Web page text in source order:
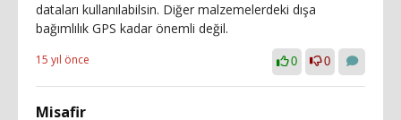
dataları kullanılabilsin. Diğer malzemelerdeki dışa
bağımlılık GPS kadar önemli değil.
15 yıl önce 0 0
Misafir